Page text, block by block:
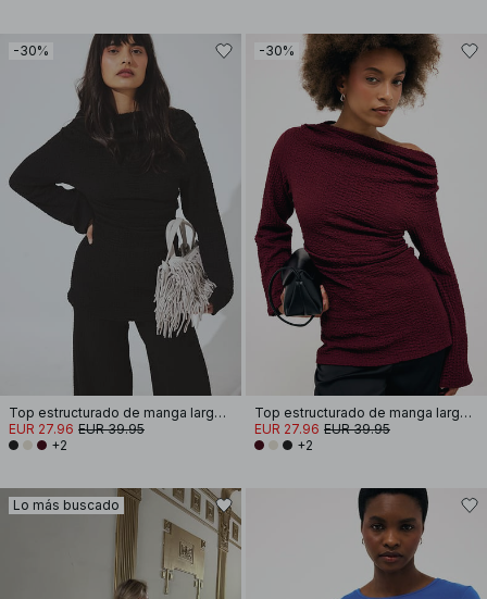
-30%
Top estructurado de manga larga drapeado
EUR 27.96 EUR 39.95
+2
-30%
Top estructurado de manga larga drapeado
EUR 27.96 EUR 39.95
+2
Lo más buscado